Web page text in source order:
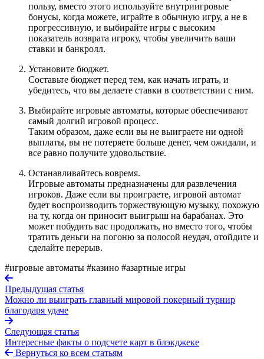
пользу, вместо этого используйте внутриигровые
бонусы, когда можете, играйте в обычную игру, а не в
прогрессивную, и выбирайте игры с высоким
показатель возврата игроку, чтобы увеличить ваши
ставки и банкролл.
Установите бюджет.
Составьте бюджет перед тем, как начать играть, и
убедитесь, что вы делаете ставки в соответствии с ним.
Выбирайте игровые автоматы, которые обеспечивают
самый долгий игровой процесс.
Таким образом, даже если вы не выиграете ни одной
выплаты, вы не потеряете больше денег, чем ожидали, и
все равно получите удовольствие.
Останавливайтесь вовремя.
Игровые автоматы предназначены для развлечения
игроков. Даже если вы проиграете, игровой автомат
будет воспроизводить торжествующую музыку, похожую
на ту, когда он приносит выигрыш на барабанах. Это
может побудить вас продолжать, но вместо того, чтобы
тратить деньги на погоню за полосой неудач, отойдите и
сделайте перерыв.
#игровые автоматы #казино #азартные игры
Предыдущая статья
Можно ли выиграть главный мировой покерный турнир
благодаря удаче
Следующая статья
Интересные факты о подсчете карт в блэкджеке
Вернуться ко всем статьям